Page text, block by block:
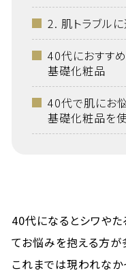
2. 肌トラブル
40代におすす
基礎化粧品
40代で肌にお
基礎化粧品を
40代になるとシワやた
てお悩みを抱える方が
これまでは現われなか